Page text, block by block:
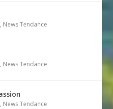
, News Tendance
, News Tendance
, News Tendance